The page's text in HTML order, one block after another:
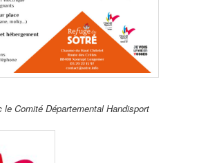
le Comité Départemental Handisport